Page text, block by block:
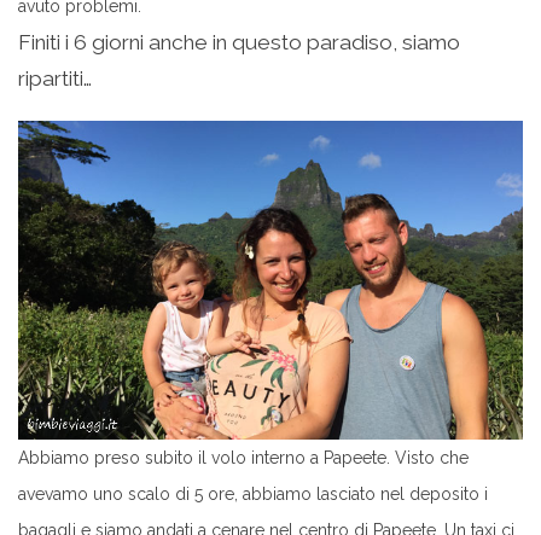
avuto problemi.
Finiti i 6 giorni anche in questo paradiso, siamo
ripartiti…
Abbiamo preso subito il volo interno a Papeete. Visto che
avevamo uno scalo di 5 ore, abbiamo lasciato nel deposito i
bagagli e siamo andati a cenare nel centro di Papeete. Un taxi ci